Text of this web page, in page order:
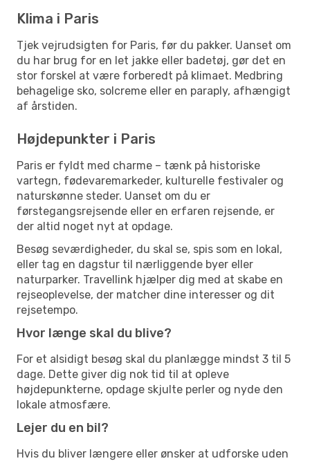
Klima i Paris
Tjek vejrudsigten for Paris, før du pakker. Uanset om
du har brug for en let jakke eller badetøj, gør det en
stor forskel at være forberedt på klimaet. Medbring
behagelige sko, solcreme eller en paraply, afhængigt
af årstiden.
Højdepunkter i Paris
Paris er fyldt med charme – tænk på historiske
vartegn, fødevaremarkeder, kulturelle festivaler og
naturskønne steder. Uanset om du er
førstegangsrejsende eller en erfaren rejsende, er
der altid noget nyt at opdage.
Besøg seværdigheder, du skal se, spis som en lokal,
eller tag en dagstur til nærliggende byer eller
naturparker. Travellink hjælper dig med at skabe en
rejseoplevelse, der matcher dine interesser og dit
rejsetempo.
Hvor længe skal du blive?
For et alsidigt besøg skal du planlægge mindst 3 til 5
dage. Dette giver dig nok tid til at opleve
højdepunkterne, opdage skjulte perler og nyde den
lokale atmosfære.
Lejer du en bil?
Hvis du bliver længere eller ønsker at udforske uden